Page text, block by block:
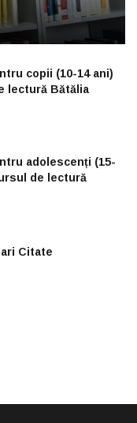
copii (10-14 ani)
lectură Bătălia
adolescenți (15-
de lectură
Citate